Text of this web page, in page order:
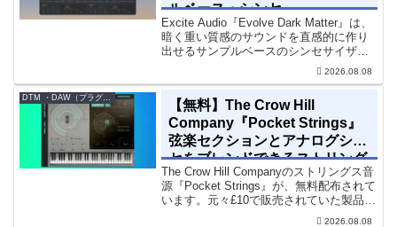
ルベース・シンセ
Excite Audio『Evolve Dark Matter』は、
暗く重い質感のサウンドを直感的に作り
出せるサンプルベースのシンセサイザー
です。ダークD&Bやアトモスフェリッ
2026.08.08
【無料】The Crow Hill
Company『Pocket Strings』
弦楽セクションとアナログシン
セをブレンドできるストリング
ス音源プラグイン
The Crow Hill Companyのストリングス音
源『Pocket Strings』が、無料配布されて
います。元々£10で販売されていた製品で
す。『Pocket Strings』についてPocket
2026.08.08